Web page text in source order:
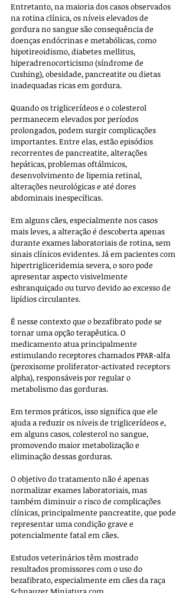
Entretanto, na maioria dos casos observados
na rotina clínica, os níveis elevados de
gordura no sangue são consequência de
doenças endócrinas e metabólicas, como
hipotireoidismo, diabetes mellitus,
hiperadrenocorticismo (síndrome de
Cushing), obesidade, pancreatite ou dietas
inadequadas ricas em gordura.
Quando os triglicerídeos e o colesterol
permanecem elevados por períodos
prolongados, podem surgir complicações
importantes. Entre elas, estão episódios
recorrentes de pancreatite, alterações
hepáticas, problemas oftálmicos,
desenvolvimento de lipemia retinal,
alterações neurológicas e até dores
abdominais inespecíficas.
Em alguns cães, especialmente nos casos
mais leves, a alteração é descoberta apenas
durante exames laboratoriais de rotina, sem
sinais clínicos evidentes. Já em pacientes com
hipertrigliceridemia severa, o soro pode
apresentar aspecto visivelmente
esbranquiçado ou turvo devido ao excesso de
lipídios circulantes.
É nesse contexto que o bezafibrato pode se
tornar uma opção terapêutica. O
medicamento atua principalmente
estimulando receptores chamados PPAR-alfa
(peroxisome proliferator-activated receptors
alpha), responsáveis por regular o
metabolismo das gorduras.
Em termos práticos, isso significa que ele
ajuda a reduzir os níveis de triglicerídeos e,
em alguns casos, colesterol no sangue,
promovendo maior metabolização e
eliminação dessas gorduras.
O objetivo do tratamento não é apenas
normalizar exames laboratoriais, mas
também diminuir o risco de complicações
clínicas, principalmente pancreatite, que pode
representar uma condição grave e
potencialmente fatal em cães.
Estudos veterinários têm mostrado
resultados promissores com o uso do
bezafibrato, especialmente em cães da raça